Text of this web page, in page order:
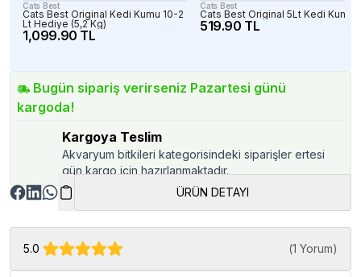
Cats Best
Cats Best Original Kedi Kumu 10-2
Lt Hediye (5,2 Kg)
1,099.90 TL
Cats Best
Cats Best Original 5Lt Kedi Kumu
519.90 TL
Bugün sipariş verirseniz Pazartesi günü
kargoda!
Kargoya Teslim
Akvaryum bitkileri kategorisindeki siparişler ertesi
gün kargo için hazırlanmaktadır.
ÜRÜN DETAYI
5.0 (1 Yorum)